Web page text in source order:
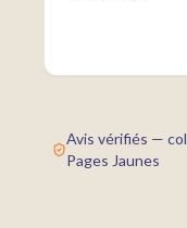
Avis vérifiés —
Pages Jaunes